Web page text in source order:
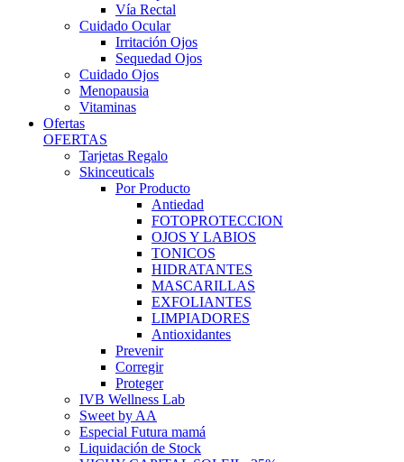
Vía Rectal
Cuidado Ocular
Irritación Ojos
Sequedad Ojos
Cuidado Ojos
Menopausia
Vitaminas
Ofertas
OFERTAS
Tarjetas Regalo
Skinceuticals
Por Producto
Antiedad
FOTOPROTECCION
OJOS Y LABIOS
TONICOS
HIDRATANTES
MASCARILLAS
EXFOLIANTES
LIMPIADORES
Antioxidantes
Prevenir
Corregir
Proteger
IVB Wellness Lab
Sweet by AA
Especial Futura mamá
Liquidación de Stock